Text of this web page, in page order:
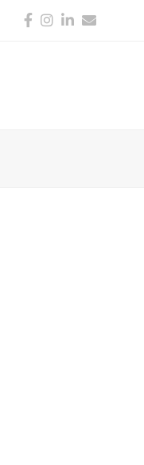
Facebook
Instagram
LinkedIn
Email